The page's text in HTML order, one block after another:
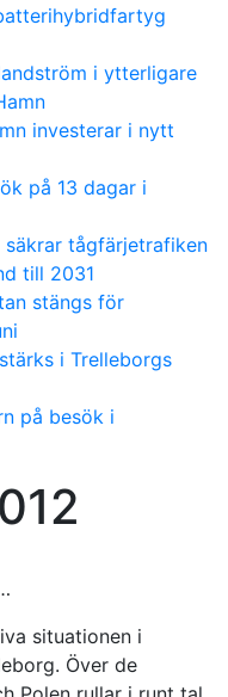
i ytterligare
investerar i nytt
på 13 dagar i
tågfärjetrafiken
till 2031
stängs för
i Trelleborgs
på besök i
situationen i
Över de